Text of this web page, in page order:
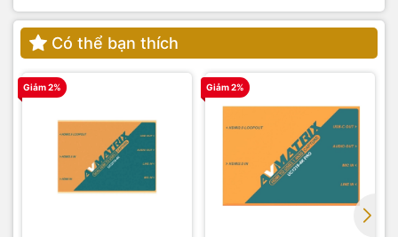
Có thể bạn thích
Giảm 2% Giảm 2%